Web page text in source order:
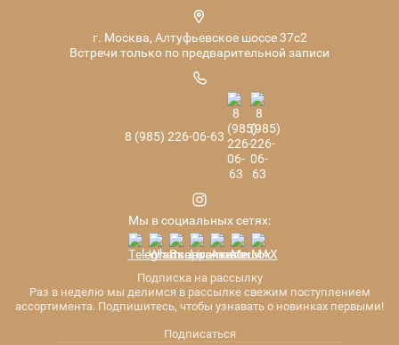
г. Москва, Алтуфьевское шоссе 37с2
Встречи только по предварительной записи
8 (985) 226-06-63
Мы в социальных сетях:
Подписка на рассылку
Раз в неделю мы делимся в рассылке свежим поступлением
ассортимента. Подпишитесь, чтобы узнавать о новинках первыми!
Подписаться